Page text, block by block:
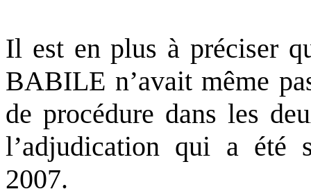
Il est en plus à préciser
BABILE n’avait même
de procédure dans les
l’adjudication qui a été
2007.